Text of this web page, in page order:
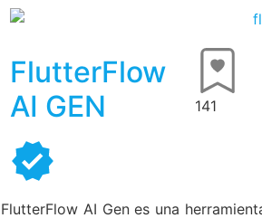
FlutterFlow
AI GEN
141
FlutterFlow AI Gen es una